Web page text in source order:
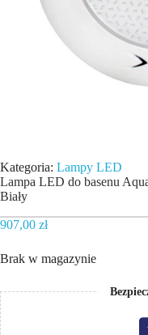
Kategoria: Lampy LED
Lampa LED do basenu
Biały
907,00 zł
Brak w magazynie